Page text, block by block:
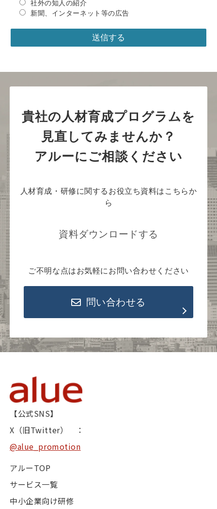
社外の知人の紹介
新聞、インターネット等の広告
貴社の人材育成プログラムを
見直してみませんか？
アルーにご相談ください
人材育成・研修に関するお役立ち資料はこちらか
ら
資料ダウンロードする
ご不明な点はお気軽にお問い合わせください
問い合わせる
【公式SNS】
X（旧Twitter） ：
@alue_promotion
アルーTOP
サービス一覧
中小企業向け研修